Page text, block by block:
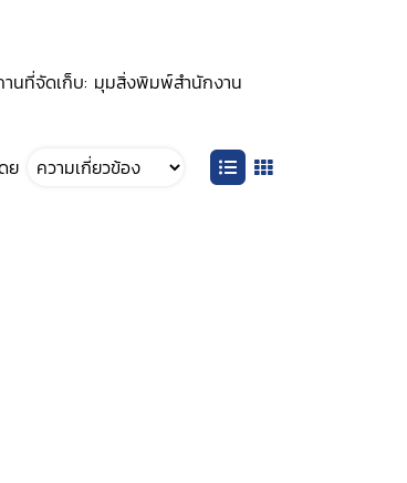
านที่จัดเก็บ: มุมสิ่งพิมพ์สำนักงาน
ย